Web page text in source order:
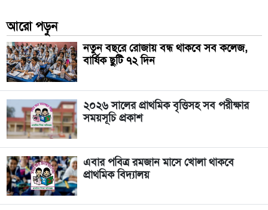
আরো পড়ুন
নতুন বছরে রোজায় বন্ধ থাকবে সব কলেজ,
বার্ষিক ছুটি ৭২ দিন
২০২৬ সালের প্রাথমিক বৃত্তিসহ সব পরীক্ষার
সময়সূচি প্রকাশ
এবার পবিত্র রমজান মাসে খোলা থাকবে
প্রাথমিক বিদ্যালয়